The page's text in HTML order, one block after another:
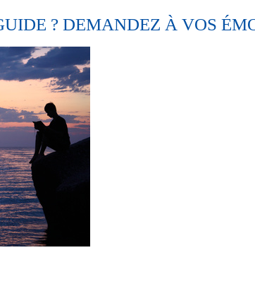
? DEMANDEZ À VOS